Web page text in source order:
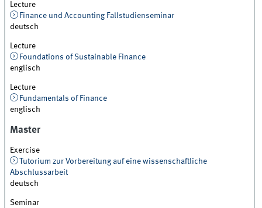
Lecture
Finance und Accounting Fallstudienseminar
deutsch
Lecture
Foundations of Sustainable Finance
englisch
Lecture
Fundamentals of Finance
englisch
Master
Exercise
Tutorium zur Vorbereitung auf eine wissenschaftliche
Abschlussarbeit
deutsch
Seminar